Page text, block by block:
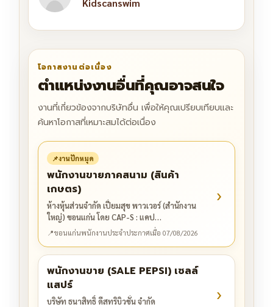
Kidscanswim
โอกาสงานต่อเนื่อง
ตำแหน่งงานอื่นที่คุณอาจสนใจ
งานที่เกี่ยวข้องจากบริษัทอื่น เพื่อให้คุณเปรียบเทียบและ
ค้นหาโอกาสที่เหมาะสมได้ต่อเนื่อง
📌งานปักหมุด
พนักงานขายภาคสนาม (สินค้า
เกษตร)
ห้างหุ้นส่วนจำกัด เปี่ยมสุข พาวเวอร์ (สำนักงาน
ใหญ่) ขอนแก่น โดย CAP-S : แคป…
📍ขอนแก่นพนักงานประจำประกาศเมื่อ 07/08/2026
›
พนักงานขาย (SALE PEPSI) เซลล์
แสปร์
บริษัท ธนาสิทธิ์ ดีสทริบิวชั่น จำกัด ›